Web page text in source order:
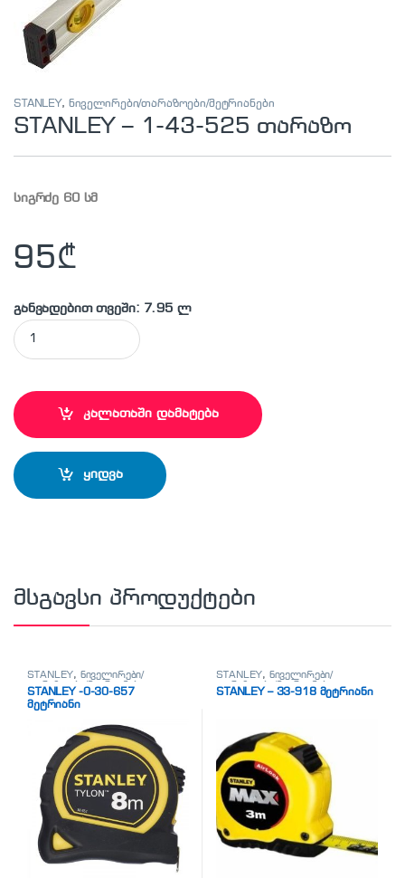
STANLEY, ნიველირები/თარაზოები/მეტრიანები
STANLEY – 1-43-525 თარაზო
სიგრძე 60 სმ
95₾
განვადებით თვეში: 7.95 ლ
STANLEY - 1-43-525 თარაზო quantity
კალათაში დამატება
ყიდვა
მსგავსი პროდუქტები
STANLEY, ნიველირები/
თარაზოები/მეტრიანები
STANLEY -0-30-657
მეტრიანი
STANLEY, ნიველირები/
თარაზოები/მეტრიანები
STANLEY – 33-918 მეტრიანი